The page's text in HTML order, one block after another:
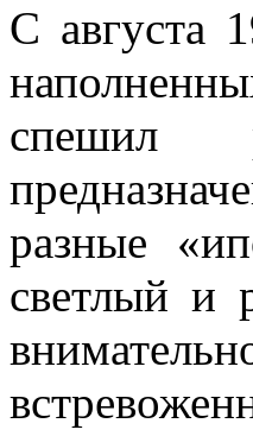
С августа
спешил
разные
светлый и